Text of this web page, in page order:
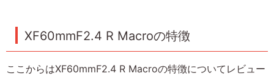
XF60mmF2.4 R Macroの特徴
ここからはXF60mmF2.4 R Macroの特徴についてレビュー